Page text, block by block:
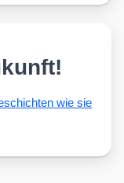
wie sie